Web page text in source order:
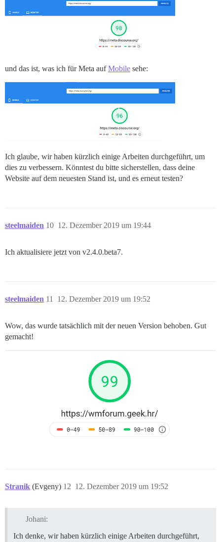
und das ist, was ich für Meta aufMobile sehe:
Ich glaube, wir haben kürzlich einige Arbeiten durchgeführt, um
dies zu verbessern. Könntest du bitte sicherstellen, dass deine
Website auf dem neuesten Stand ist, und es erneut testen?
steelmaiden 12. Dezember 2019 um 19:44
10
Ich aktualisiere jetzt von v2.4.0.beta7.
steelmaiden 12. Dezember 2019 um 19:52
11
Wow, das wurde tatsächlich mit der neuen Version behoben. Gut
gemacht!
Stranik (Evgeny) 12. Dezember 2019 um 19:52
12
Johani:
Ich denke, wir haben kürzlich einige Arbeiten durchgeführt,